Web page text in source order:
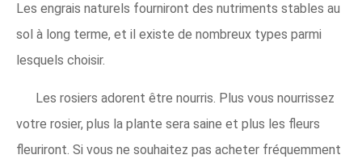
Les engrais naturels fourniront des nutriments stables au
sol à long terme, et il existe de nombreux types parmi
lesquels choisir.
Les rosiers adorent être nourris. Plus vous nourrissez
votre rosier, plus la plante sera saine et plus les fleurs
fleuriront. Si vous ne souhaitez pas acheter fréquemment